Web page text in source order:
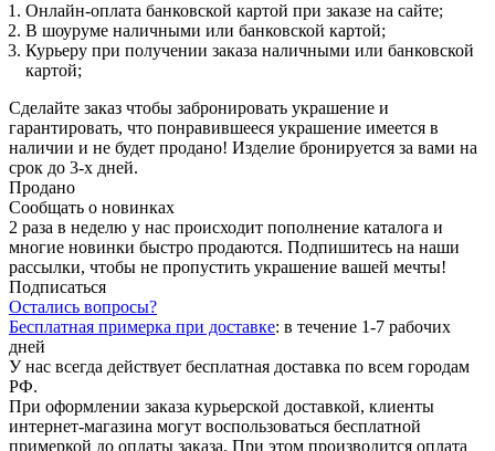
Онлайн-оплата банковской картой при заказе на сайте;
В шоуруме наличными или банковской картой;
Курьеру при получении заказа наличными или банковской
картой;
Сделайте заказ чтобы забронировать украшение и
гарантировать, что понравившееся украшение имеется в
наличии и не будет продано! Изделие бронируется за вами на
срок до 3-х дней.
Продано
Сообщать о новинках
2 раза в неделю у нас происходит пополнение каталога и
многие новинки быстро продаются. Подпишитесь на наши
рассылки, чтобы не пропустить украшение вашей мечты!
Подписаться
Остались вопросы?
Бесплатная примерка при доставке: в течение 1-7 рабочих
дней
У нас всегда действует бесплатная доставка по всем городам
РФ.
При оформлении заказа курьерской доставкой, клиенты
интернет-магазина могут воспользоваться бесплатной
примеркой до оплаты заказа. При этом производится оплата